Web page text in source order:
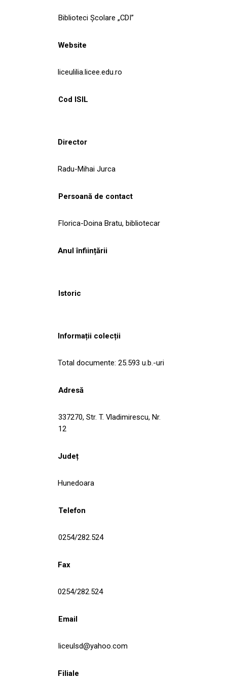
Biblioteci Școlare „CDI”
Website
liceulilia.licee.edu.ro
Cod ISIL
Director
Radu-Mihai Jurca
Persoană de contact
Florica-Doina Bratu, bibliotecar
Anul înființării
Istoric
Informații colecții
Total documente: 25.593 u.b.-uri
Adresă
337270, Str. T. Vladimirescu, Nr.
12
Județ
Hunedoara
Telefon
0254/282.524
Fax
0254/282.524
Email
liceulsd@yahoo.com
Filiale